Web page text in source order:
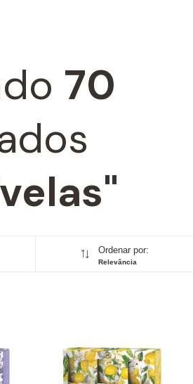
70
Ordenar por:
Relevância